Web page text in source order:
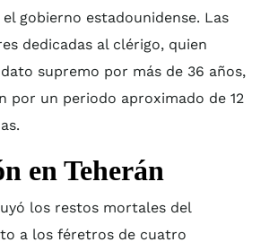
gobierno estadounidense. Las
dedicadas al clérigo, quien
supremo por más de 36 años,
por un periodo aproximado de 12
en Teherán
los restos mortales del
a los féretros de cuatro